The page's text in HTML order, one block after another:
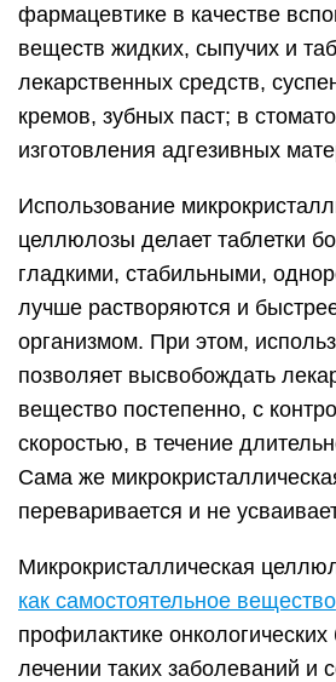
фармацевтике в качестве
веществ жидких, сыпучих и
лекарственных средств,
кремов, зубных паст; в
изготовления адгезивных
Использование
целлюлозы делает таблетки
гладкими, стабильными,
лучше растворяются и
организмом. При этом,
позволяет высвобождать
вещество постепенно, с
скоростью, в течение
Сама же
переваривается и не
Микрокристаллическая
как самостоятельное вещество
профилактике
лечении таких заболеваний и